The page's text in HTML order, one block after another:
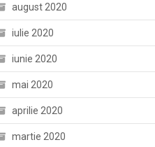
august 2020
iulie 2020
iunie 2020
mai 2020
aprilie 2020
martie 2020